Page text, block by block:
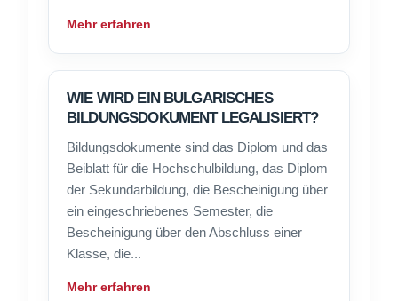
Mehr erfahren
WIE WIRD EIN BULGARISCHES
BILDUNGSDOKUMENT LEGALISIERT?
Bildungsdokumente sind das Diplom und das
Beiblatt für die Hochschulbildung, das Diplom
der Sekundarbildung, die Bescheinigung über
ein eingeschriebenes Semester, die
Bescheinigung über den Abschluss einer
Klasse, die...
Mehr erfahren